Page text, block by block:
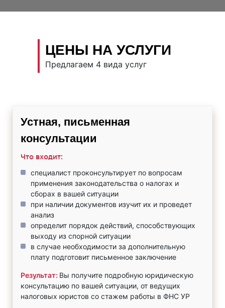
ЦЕНЫ НА УСЛУГИ
Предлагаем 4 вида услуг
Устная, письменная
консультации
Что входит:
специалист проконсультирует по вопросам
применения законодательства о налогах и
сборах в вашей ситуации
при наличии документов изучит их и проведет
анализ
определит порядок действий, способствующих
выходу из спорной ситуации
в случае необходимости за дополнительную
плату подготовит письменное заключение
Результат: Вы получите подробную юридическую
консультацию по вашей ситуации, от ведущих
налоговых юристов со стажем работы в ФНС УР